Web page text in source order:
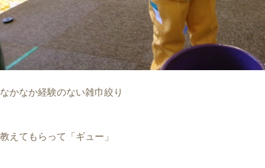
なかなか経験のない雑巾絞り
教えてもらって「ギュー」